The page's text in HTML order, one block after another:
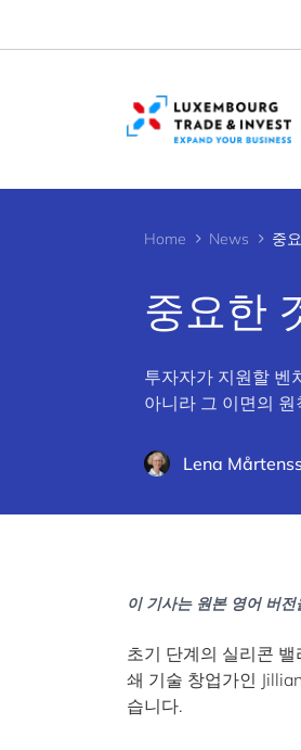
Home News
중요한
투자자가 지원할 벤
아니라 그 이면의 원
Lena
이 기사는 원본 영어 버
초기 단계의 실리콘
쇄 기술 창업가인
습니다.